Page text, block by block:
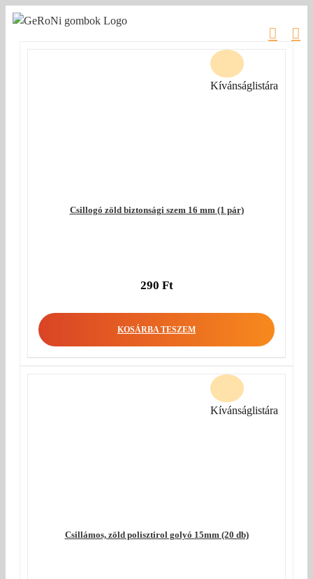
Kihagyás
Csillogó zöld biztonsági szem 16 mm (1 pár)
290 Ft
KOSÁRBA TESZEM
Kívánságlistára
Csillámos, zöld polisztirol golyó 15mm (20 db)
Kívánságlistára